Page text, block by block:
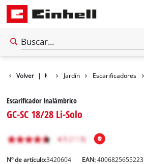
Volver | Jardín Escarificadores
Escarificador Inalámbrico
GC-SC 18/28 Li-Solo
Nº de artículo:3420604 EAN:4006825655223